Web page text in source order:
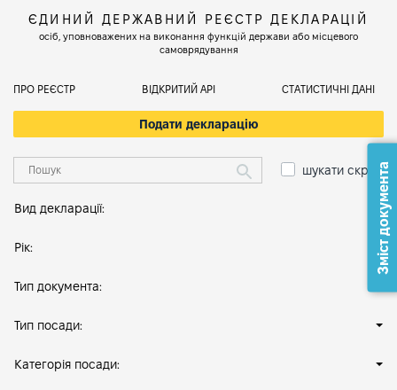
ЄДИНИЙ ДЕРЖАВНИЙ РЕЄСТР ДЕКЛАРАЦІЙ
осіб, уповноважених на виконання функцій держави або місцевого
самоврядування
ПРО РЕЄСТР ВІДКРИТИЙ АРІ СТАТИСТИЧНІ ДАНІ
Подати декларацію
шукати скрізь
Вид декларації:
Рік:
Тип документа:
Тип посади:
Категорія посади:
Зміст документа